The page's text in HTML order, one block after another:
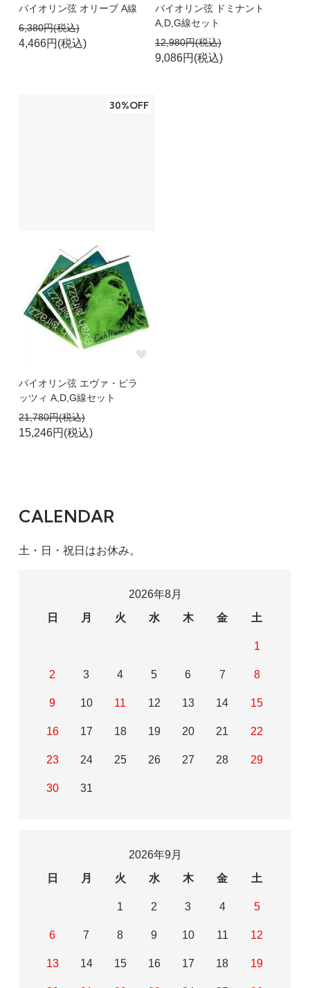
妻用
お気に入り。いつも購入しています。
2018/07/03 23:41:29
硬くない艶やかな音色、気に入っています。ま
た、錆びにくく長持ちします。
とてもよい
鴨くん50代
いつもの
2017/03/11 21:52:47
値段は割安、包装は丁寧です。いつもありがと
うございます
バイオリン弦 オリーブ A線
6,380円(税込)
4,466円(税込)
バイオリン弦 ドミナント
A,D,G線セット
12,980円(税込)
9,086円(税込)
30%OFF
バイオリン弦 エヴァ・ピラ
ッツィ A,D,G線セット
21,780円(税込)
15,246円(税込)
CALENDAR
土・日・祝日はお休み。
2026年8月
日
月 火 水 木 金 土
1
2 3 4 5 6 7 8
9 10 11 12 13 14 15
16 17 18 19 20 21 22
23 24 25 26 27 28 29
30 31
2026年9月
日
月 火 水 木 金 土
1 2 3 4 5
6 7 8 9 10 11 12
13 14 15 16 17 18 19